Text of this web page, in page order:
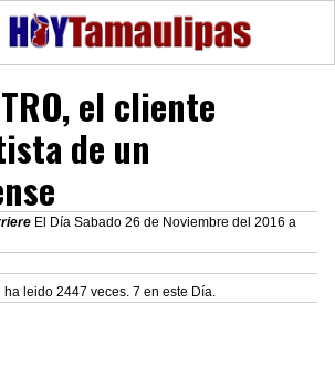
el cliente
de un
El Día Sabado 26 de Noviembre del 2016 a
ha leido 2447 veces. 7 en este Día.